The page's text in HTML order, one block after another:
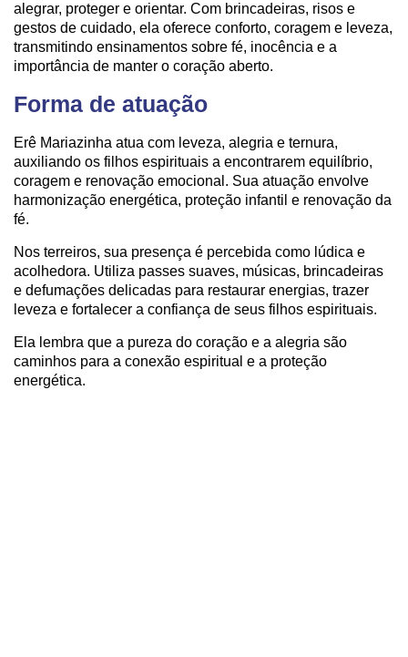
alegrar, proteger e orientar. Com brincadeiras, risos e
gestos de cuidado, ela oferece conforto, coragem e leveza,
transmitindo ensinamentos sobre fé, inocência e a
importância de manter o coração aberto.
Forma de atuação
Erê Mariazinha atua com leveza, alegria e ternura,
auxiliando os filhos espirituais a encontrarem equilíbrio,
coragem e renovação emocional. Sua atuação envolve
harmonização energética, proteção infantil e renovação da
fé.
Nos terreiros, sua presença é percebida como lúdica e
acolhedora. Utiliza passes suaves, músicas, brincadeiras
e defumações delicadas para restaurar energias, trazer
leveza e fortalecer a confiança de seus filhos espirituais.
Ela lembra que a pureza do coração e a alegria são
caminhos para a conexão espiritual e a proteção
energética.